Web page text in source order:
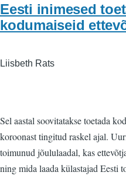
Eesti inimesed
kodumaiseid
Liisbeth Rats
Sel aastal soovitatakse toetada
koroonast tingitud raskel ajal.
toimunud jõululaadal, kas
ning mida laada külastajad Eesti